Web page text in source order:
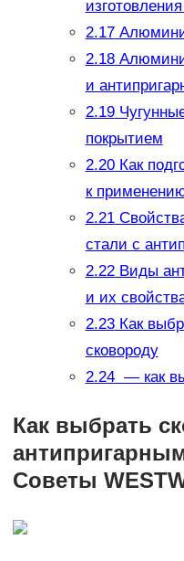
2.17
2.18
и
2.19
покрытием
2.20Как
к
2.21
стали с
2.22Виды
и их
2.23Как
сковороду
2.24— как
Как выбрать
Советы